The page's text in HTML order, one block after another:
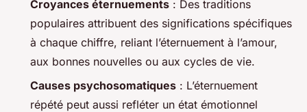
Croyances éternuements : Des traditions
populaires attribuent des significations spécifiques
à chaque chiffre, reliant l’éternuement à l’amour,
aux bonnes nouvelles ou aux cycles de vie.
Causes psychosomatiques : L’éternuement
répété peut aussi refléter un état émotionnel